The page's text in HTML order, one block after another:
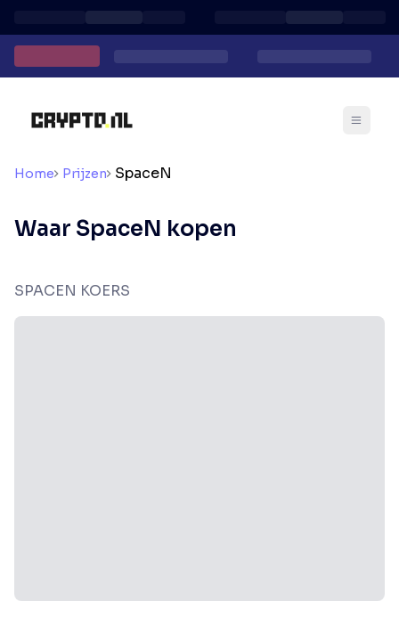
Home Prijzen SpaceN
Waar SpaceN kopen
SPACEN KOERS